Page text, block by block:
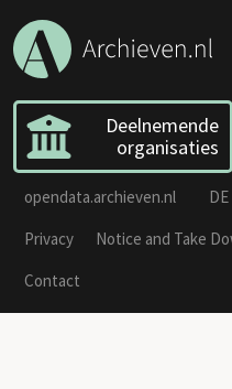
Deelnemende
organisaties
opendata.archieven.nl
Privacy
Notice and Take
Contact